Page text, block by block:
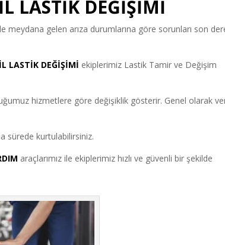
LASTİK DEĞİŞİMİ
meydana gelen arıza durumlarına göre sorunları son
LASTİK DEĞİŞİMİ ekiplerimiz Lastik Tamir ve Değişim
hizmetlere göre değişiklik gösterir. Genel olarak
sürede kurtulabilirsiniz.
araçlarımız ile ekiplerimiz hızlı ve güvenli bir şekilde